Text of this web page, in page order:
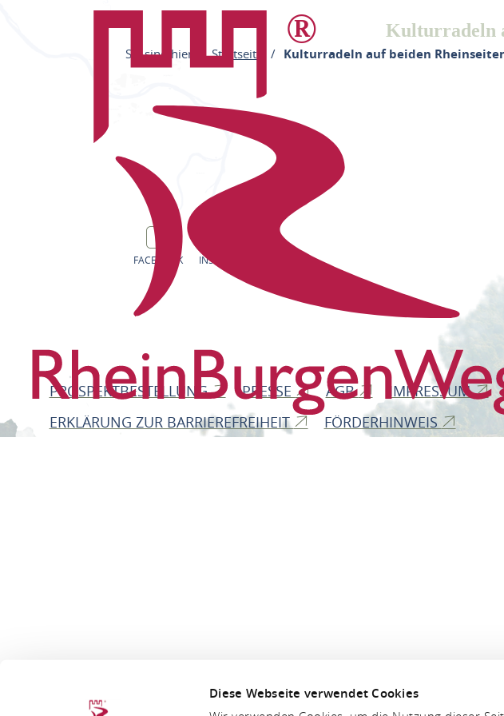
Diese Webseite verwendet Cookies
Kulturradeln
Sie sind hier: Startseite Kulturradeln auf beiden
FACEBOOK INSTAGRAM
PROSPEKTBESTELLUNG PRESSE AGB IMPRESSUM
ERKLÄRUNG ZUR BARRIEREFREIHEIT
FÖRDERHINWEIS